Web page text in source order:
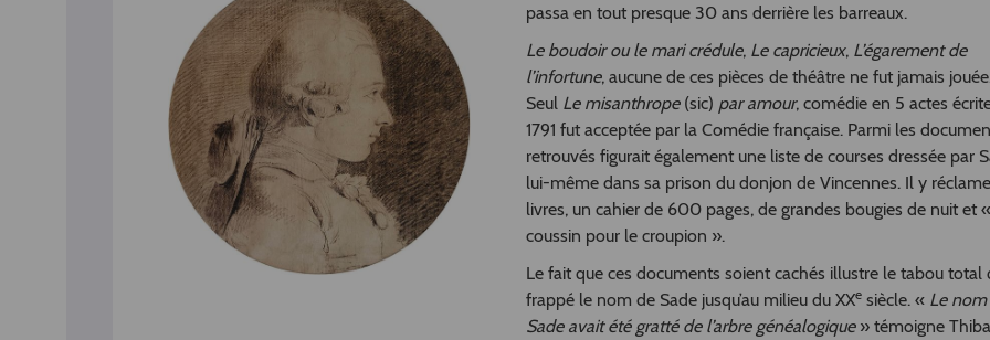
passa en tout presque 30 ans derrière les barreaux.
Le boudoir ou le mari crédule, Le capricieux, L’égarement de
l’infortune, aucune de ces pièces de théâtre ne fut jamais
Seul Le misanthrope(sic) par amour, comédie en 5 actes
1791 fut acceptée par la Comédie française. Parmi les
retrouvés figurait également une liste de courses dressée par
lui-même dans sa prison du donjon de Vincennes. Il y
livres, un cahier de 600 pages, de grandes bougies de nuit et
coussin pour le croupion ».
Le fait que ces documents soient cachés illustre le tabou total
frappé le nom de Sade jusqu’au milieu du XXesiècle. « Le nom
Sade avait été gratté de l’arbre généalogique» témoigne